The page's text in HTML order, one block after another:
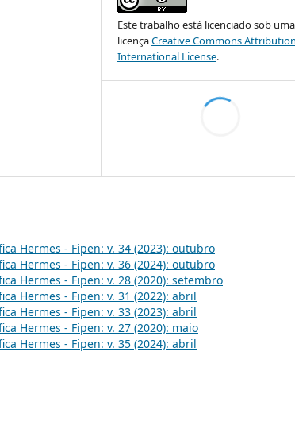
Este trabalho está licenciado sob uma
licençaCreative Commons
International License.
Hermes - Fipen: v. 34 (2023): outubro
Hermes - Fipen: v. 36 (2024): outubro
Hermes - Fipen: v. 28 (2020): setembro
Hermes - Fipen: v. 31 (2022): abril
Hermes - Fipen: v. 33 (2023): abril
Hermes - Fipen: v. 27 (2020): maio
Hermes - Fipen: v. 35 (2024): abril